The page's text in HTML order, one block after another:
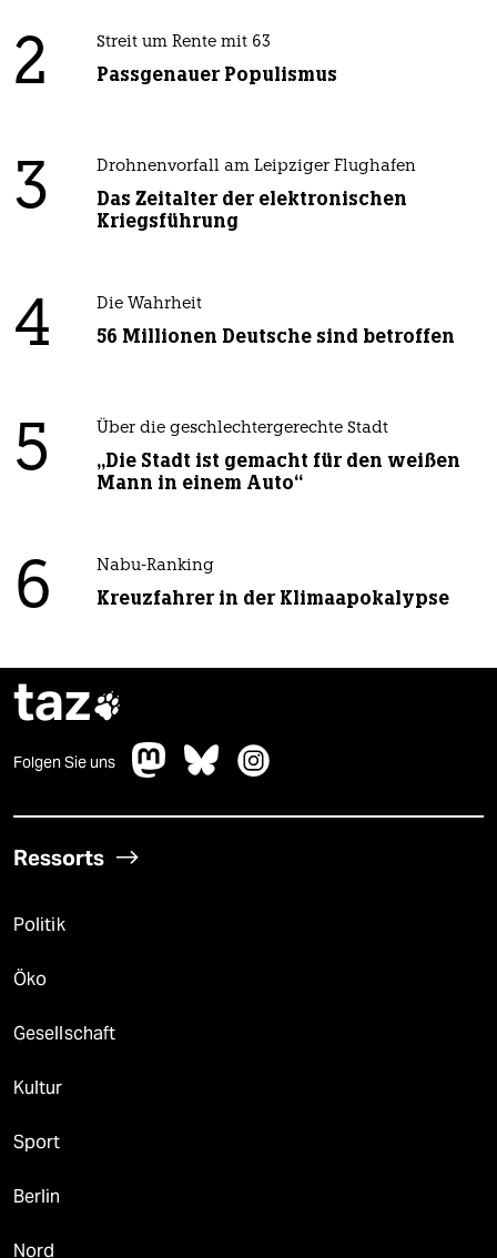
2 Streit um Rente mit 63
Passgenauer Populismus
3 Drohnenvorfall am Leipziger Flughafen
Das Zeitalter der elektronischen
Kriegsführung
4 Die Wahrheit
56 Millionen Deutsche sind betroffen
5 Über die geschlechtergerechte Stadt
„Die Stadt ist gemacht für den weißen
Mann in einem Auto“
6 Nabu-Ranking
Kreuzfahrer in der Klimaapokalypse
taz
Folgen Sie uns
Ressorts
Politik
Öko
Gesellschaft
Kultur
Sport
Berlin
Nord